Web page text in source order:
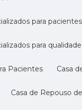
para
para
Pacientes Casa
Casa de Repouso